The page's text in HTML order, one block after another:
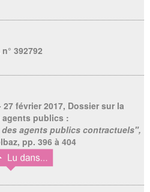
392792
27 février 2017, Dossier sur la
agents publics :
agents publics contractuels",
pp. 396 à 404